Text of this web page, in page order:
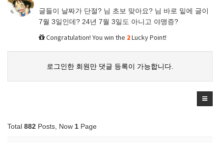
글들이 날짜가 단절? 님 초보 맞아요? 님 바로 밑에 글이
7월 3일인데? 24년 7월 3일도 아니고 야맹증?
Congratulation! You win the 2Lucky Point!
로그인한 회원만 댓글 등록이 가능합니다.
Total 882 Posts, Now 1 Page